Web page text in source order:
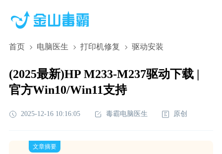
首页 电脑医生 打印机修复 驱动安装
(2025最新)HP M233-M237驱动下载 |
官方Win10/Win11支持
2025-12-16 10:16:05 毒霸电脑医生 原创
文章摘要